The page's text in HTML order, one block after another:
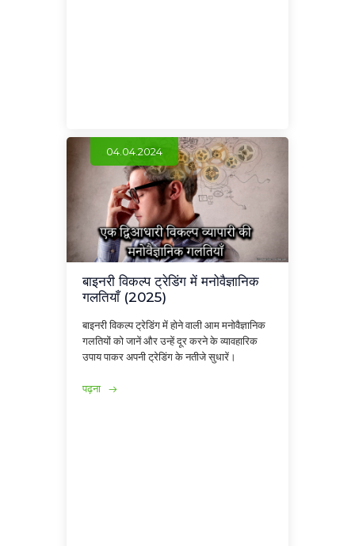
04.04.2024
बाइनरी विकल्प ट्रेडिंग में मनोवैज्ञानिक
गलतियाँ (2025)
बाइनरी विकल्प ट्रेडिंग में होने वाली आम मनोवैज्ञानिक
गलतियों को जानें और उन्हें दूर करने के व्यावहारिक
उपाय पाकर अपनी ट्रेडिंग के नतीजे सुधारें।
पढ़ना